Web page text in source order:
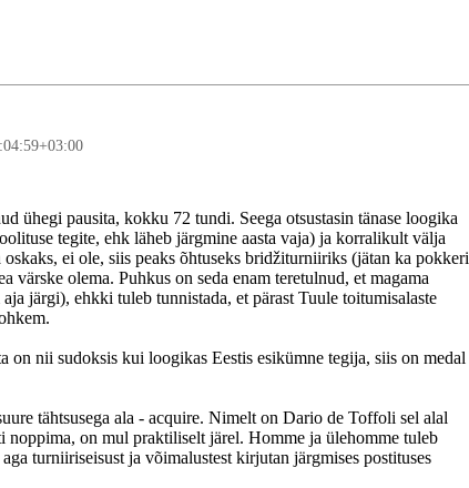
ühegi pausita, kokku 72 tundi. Seega otsustasin tänase loogika
tegite, ehk läheb järgmine aasta vaja) ja korralikult välja
ei ole, siis peaks õhtuseks bridžiturniiriks (jätan ka pokkeri
värske olema. Puhkus on seda enam teretulnud, et magama
järgi), ehkki tuleb tunnistada, et pärast Tuule toitumisalaste
nii sudoksis kui loogikas Eestis esikümne tegija, siis on medal
tähtsusega ala - acquire. Nimelt on Dario de Toffoli sel alal
on mul praktiliselt järel. Homme ja ülehomme tuleb
turniiriseisust ja võimalustest kirjutan järgmises postituses